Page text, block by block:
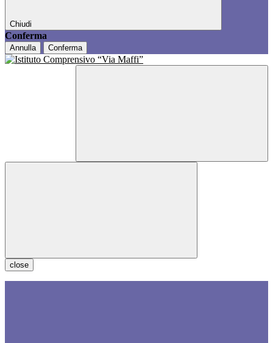
Chiudi
Conferma
Annulla Conferma
close